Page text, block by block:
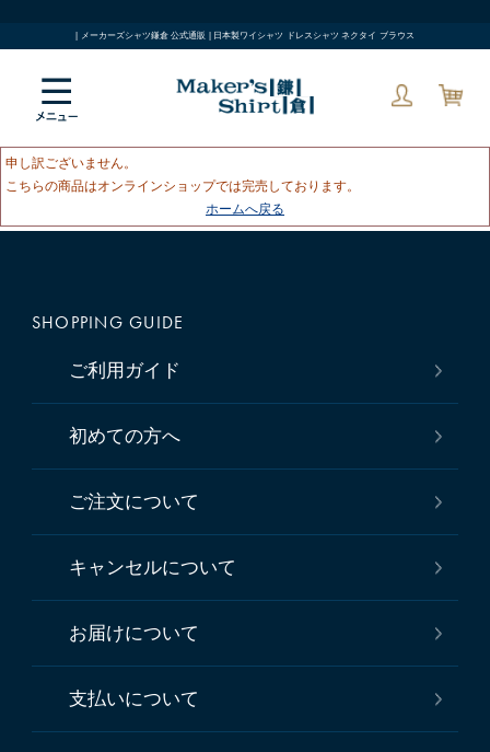
| メーカーズシャツ鎌倉 公式通販 | 日本製ワイシャツ ドレスシャツ ネクタイ ブラウス
申し訳ございません。
こちらの商品はオンラインショップでは完売しております。
ホームへ戻る
SHOPPING GUIDE
ご利用ガイド
初めての方へ
ご注文について
キャンセルについて
お届けについて
支払いについて